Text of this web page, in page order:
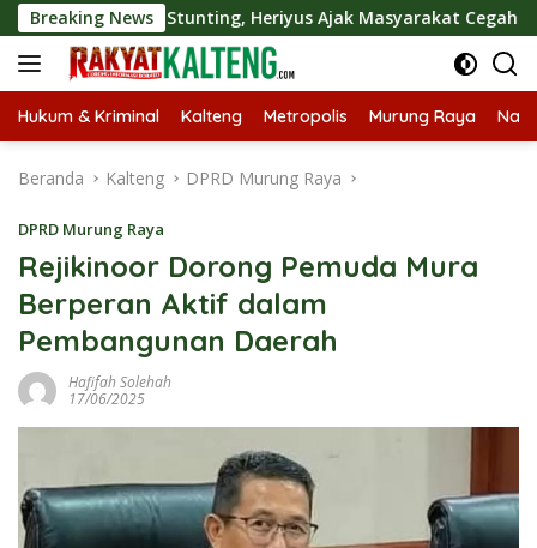
Langsung
ke
konten
Breaking News
Tekan Stunting, Heriyus Ajak Masyarakat Cegah Pernikahan
Hukum & Kriminal Kalteng Metropolis Murung Raya
Beranda Kalteng DPRD Murung Raya
DPRD Murung Raya
Rejikinoor Dorong Pemuda Mura
Berperan Aktif dalam
Pembangunan Daerah
Hafifah Solehah
17/06/2025